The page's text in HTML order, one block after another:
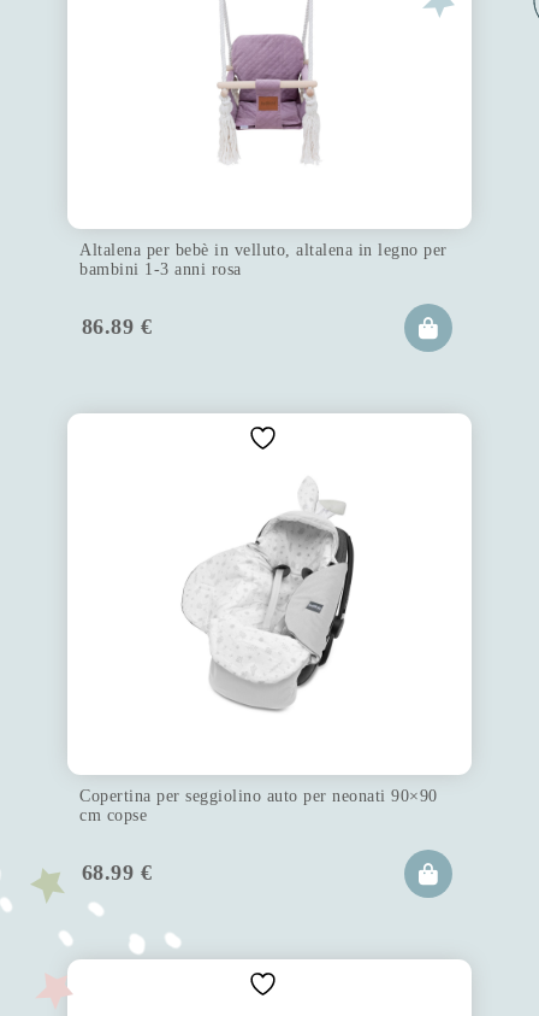
Altalena per bebè in velluto, altalena in legno per
bambini 1-3 anni rosa
86.89 €
Copertina per seggiolino auto per neonati 90×90
cm copse
68.99 €